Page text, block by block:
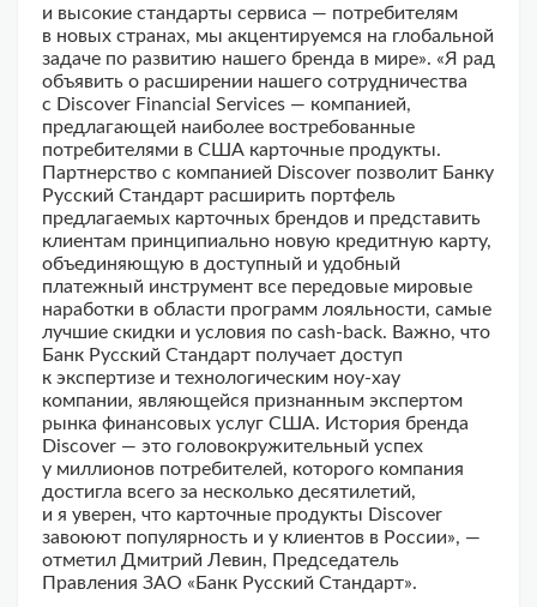
и высокие стандарты сервиса — потребителям
в новых странах, мы акцентируемся на глобальной
задаче по развитию нашего бренда в мире». «Я рад
объявить о расширении нашего сотрудничества
с Discover Financial Services — компанией,
предлагающей наиболее востребованные
потребителями в США карточные продукты.
Партнерство с компанией Discover позволит Банку
Русский Стандарт расширить портфель
предлагаемых карточных брендов и представить
клиентам принципиально новую кредитную карту,
объединяющую в доступный и удобный
платежный инструмент все передовые мировые
наработки в области программ лояльности, самые
лучшие скидки и условия по cash-back. Важно, что
Банк Русский Стандарт получает доступ
к экспертизе и технологическим ноу-хау
компании, являющейся признанным экспертом
рынка финансовых услуг США. История бренда
Discover — это головокружительный успех
у миллионов потребителей, которого компания
достигла всего за несколько десятилетий,
и я уверен, что карточные продукты Discover
завоюют популярность и у клиентов в России», —
отметил Дмитрий Левин, Председатель
Правления ЗАО «Банк Русский Стандарт».